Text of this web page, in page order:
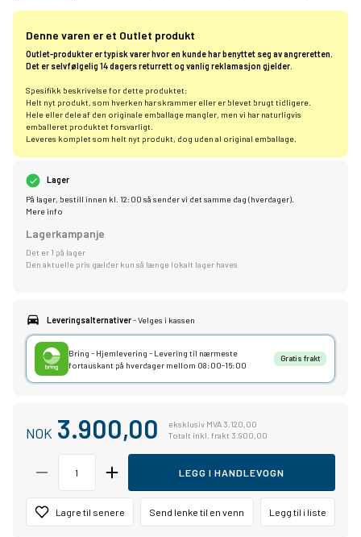
Denne varen er et Outlet produkt
Outlet-produkter er typisk varer hvor en kunde har benyttet seg av angreretten.
Det er selvfølgelig 14 dagers returrett og vanlig reklamasjon gjelder.
Spesifikk beskrivelse for dette produktet:
Helt nyt produkt, som hverken har skrammer eller er blevet brugt tidligere.
Hele eller dele af den originale emballage mangler, men vi har naturligvis
emballeret produktet forsvarligt.
Leveres komplet som helt nyt produkt, dog uden al original emballage.
Lager
På lager, bestill innen kl. 12:00 så sender vi det samme dag (hverdager).
Mere info
Lagerkampanje
Det er 1 på lager
Den aktuelle pris gælder kun så længe lokalt lager haves
Leveringsalternativer- Velges i kassen
Bring - Hjemlevering - Levering til nærmeste
fortauskant på hverdager mellom 08:00-16:00
Gratis frakt
NOK 3.900,00
eksklusiv MVA 3.120,00
Totalt inkl. frakt 3.900,00
LEGG I HANDLEVOGN
Lagre til senere Send lenke til en venn Legg til i liste